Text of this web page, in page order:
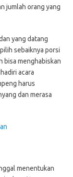
jumlah orang yang
yang datang
sebaiknya porsi
bisa menghabiskan
acara
harus
dan merasa
menentukan